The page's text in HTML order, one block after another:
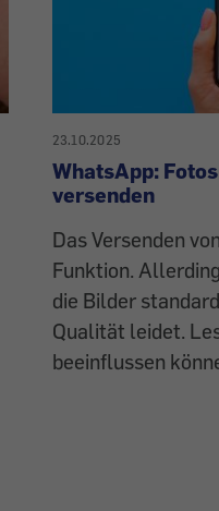
23.10.2025
WhatsApp:
versenden
Das Versenden
Funktion.
die Bilder
Qualität leidet.
beeinflussen